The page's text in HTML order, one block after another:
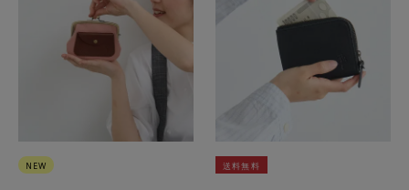
NEW 送料無料